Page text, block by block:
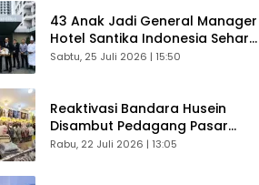
43 Anak Jadi General Manager
Hotel Santika Indonesia Sehari
Sukses Digelar
Sabtu, 25 Juli 2026 | 15:50
Reaktivasi Bandara Husein
Disambut Pedagang Pasar
Baru, Diyakini Bangkitkan
Rabu, 22 Juli 2026 | 13:05